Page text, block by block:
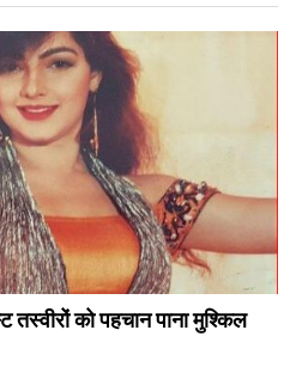
को पहचान पाना मुश्किल